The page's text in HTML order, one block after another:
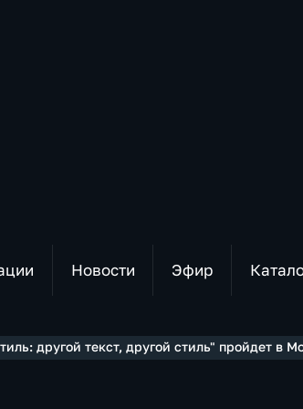
Новости Эфир
другой текст, другой стиль" пройдет в